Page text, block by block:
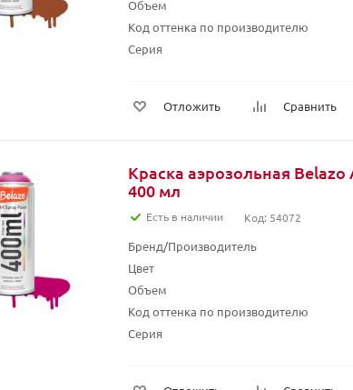
Объем
Код оттенка по производителю
Серия
Отложить Сравнить
Краска аэрозольная Belazo
400 мл
Есть в наличии Код: 54072
Бренд/Производитель
Цвет
Объем
Код оттенка по производителю
Серия